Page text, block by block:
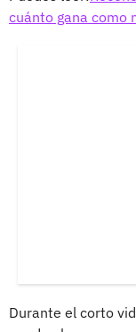
cuánto gana como
Durante el corto